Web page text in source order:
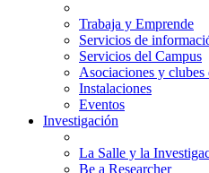
Trabaja y Emprende
Servicios de
Servicios del Campus
Asociaciones y clubes
Instalaciones
Eventos
Investigación
La Salle y la
Be a Researcher